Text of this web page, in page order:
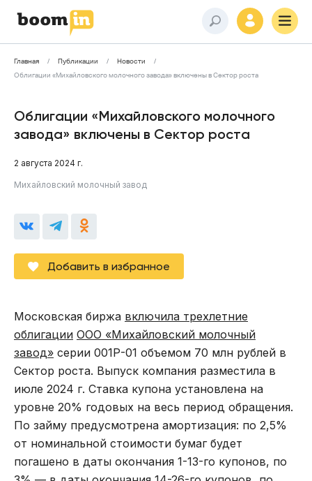
Главная Публикации
Новости
Облигации «Михайловского молочного завода» включены в Сектор роста
Облигации «Михайловского молочного
завода» включены в Сектор роста
2 августа 2024 г.
Михайловский молочный завод
Добавить в избранное
Московская биржа включила трехлетние
облигации ООО «Михайловский молочный
завод» серии 001Р-01 объемом 70 млн рублей в
Сектор роста. Выпуск компания разместила в
июле 2024 г. Ставка купона установлена на
уровне 20% годовых на весь период обращения.
По займу предусмотрена амортизация: по 2,5%
от номинальной стоимости бумаг будет
погашено в даты окончания 1-13-го купонов, по